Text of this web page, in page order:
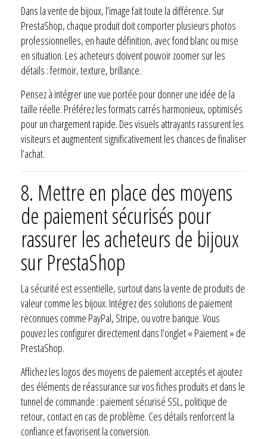
Dans la vente de bijoux, l’image fait toute la différence. Sur
PrestaShop, chaque produit doit comporter plusieurs photos
professionnelles, en haute définition, avec fond blanc ou mise
en situation. Les acheteurs doivent pouvoir zoomer sur les
détails : fermoir, texture, brillance.
Pensez à intégrer une vue portée pour donner une idée de la
taille réelle. Préférez les formats carrés harmonieux, optimisés
pour un chargement rapide. Des visuels attrayants rassurent les
visiteurs et augmentent significativement les chances de finaliser
l’achat.
8. Mettre en place des moyens
de paiement sécurisés pour
rassurer les acheteurs de bijoux
sur PrestaShop
La sécurité est essentielle, surtout dans la vente de produits de
valeur comme les bijoux. Intégrez des solutions de paiement
reconnues comme PayPal, Stripe, ou votre banque. Vous
pouvez les configurer directement dans l’onglet « Paiement » de
PrestaShop.
Affichez les logos des moyens de paiement acceptés et ajoutez
des éléments de réassurance sur vos fiches produits et dans le
tunnel de commande : paiement sécurisé SSL, politique de
retour, contact en cas de problème. Ces détails renforcent la
confiance et favorisent la conversion.